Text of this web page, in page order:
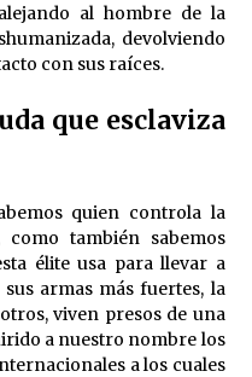
al hombre de la
devolviendo
con sus raíces.
que esclaviza
quien controla la
también sabemos
élite usa para llevar a
armas más fuertes, la
viven presos de una
a nuestro nombre los
a los cuales